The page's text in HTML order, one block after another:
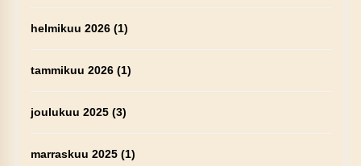
helmikuu 2026(1)
tammikuu 2026(1)
joulukuu 2025(3)
marraskuu 2025(1)